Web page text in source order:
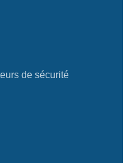
de sécurité